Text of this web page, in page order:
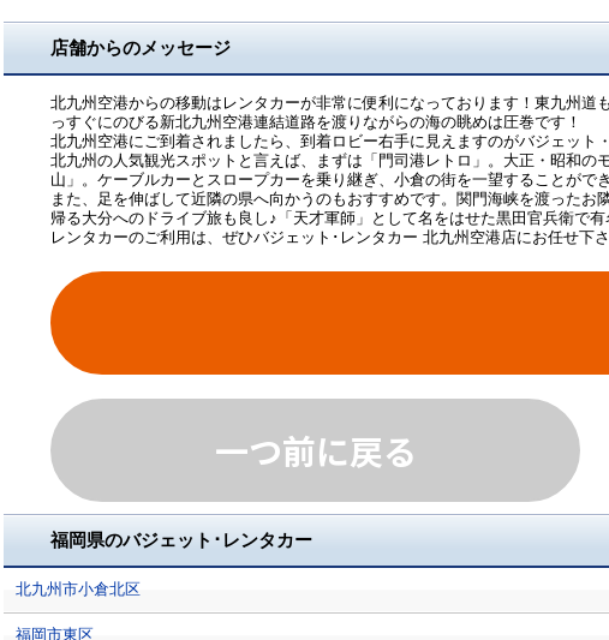
店舗からのメッセージ
北九州空港からの移動はレンタカーが非常に便利になっております！東九州
っすぐにのびる新北九州空港連結道路を渡りながらの海の眺めは圧巻です！
北九州空港にご到着されましたら、到着ロビー右手に見えますのがバジェッ
北九州の人気観光スポットと言えば、まずは「門司港レトロ」。大正・昭和
山」。ケーブルカーとスロープカーを乗り継ぎ、小倉の街を一望することがで
また、足を伸ばして近隣の県へ向かうのもおすすめです。関門海峡を渡った
帰る大分へのドライブ旅も良し♪「天才軍師」として名をはせた黒田官兵衛で
レンタカーのご利用は、ぜひバジェット･レンタカー 北九州空港店にお任せ下さ
一つ前に戻る
福岡県のバジェット･レンタカー
北九州市小倉北区
福岡市東区